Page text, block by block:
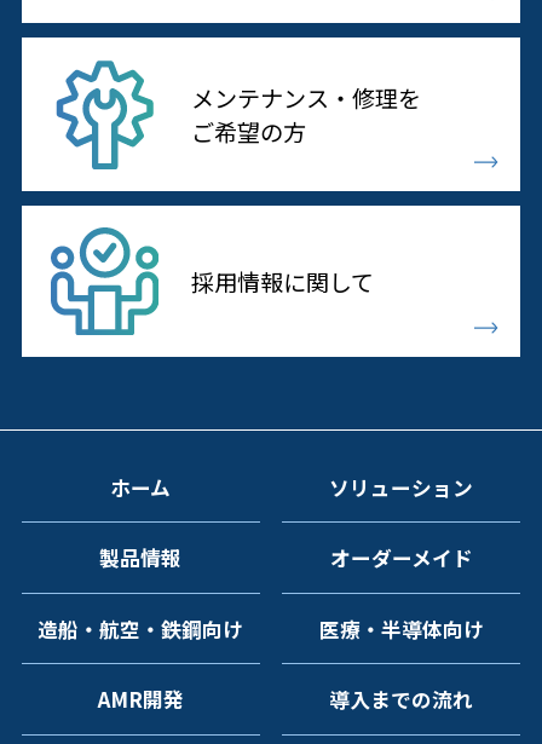
メンテナンス・修理を
ご希望の方
採用情報に関して
ホーム ソリューション
オーダーメイド
製品情報
造船・航空・鉄鋼向け 医療・半導体向け
AMR開発 導入までの流れ